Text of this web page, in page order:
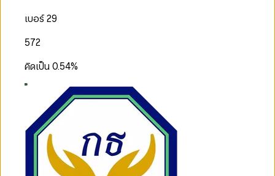
เบอร์ 29
572
คิดเป็น0.54%